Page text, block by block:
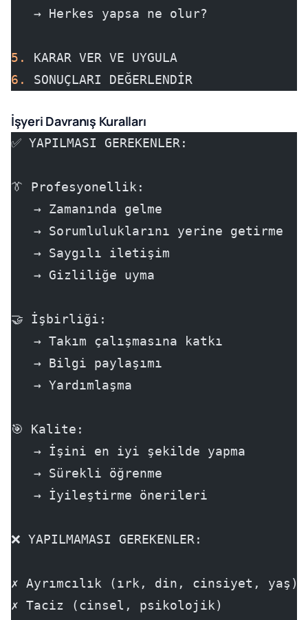
   → Herkes yapsa ne olur?
5.
KARAR VER VE UYGULA
6.
SONUÇLARI DEĞERLENDİR
İşyeri Davranış Kuralları
✅ YAPILMASI GEREKENLER:
👔 Profesyonellik:
   → Zamanında gelme
   → Sorumluluklarını yerine getirme
   → Saygılı iletişim
   → Gizliliğe uyma
🤝 İşbirliği:
   → Takım çalışmasına katkı
   → Bilgi paylaşımı
   → Yardımlaşma
🎯 Kalite:
   → İşini en iyi şekilde yapma
   → Sürekli öğrenme
   → İyileştirme önerileri
❌ YAPILMAMASI GEREKENLER:
✗ Ayrımcılık (ırk, din, cinsiyet, yaş)
✗ Taciz (cinsel, psikolojik)